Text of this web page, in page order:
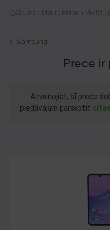
Sākums Mobilie telefoni Viedtālruņi
Samsung
Prece
Atvainojiet, šī prece
piedāvājam parskatīt